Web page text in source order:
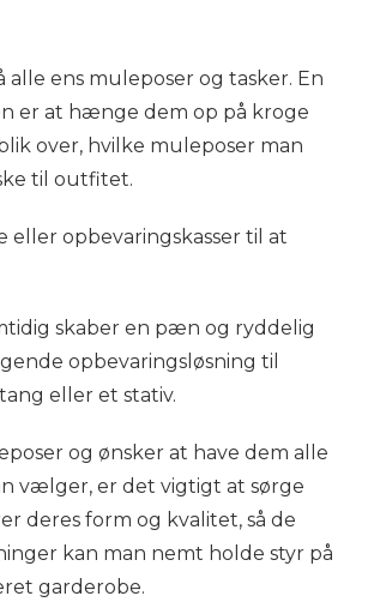
ens muleposer og tasker. En
er at hænge dem op på kroge
over, hvilke muleposer man
til outfitet.
eller opbevaringskasser til at
skaber en pæn og ryddelig
opbevaringsløsning til
eller et stativ.
og ønsker at have dem alle
vælger, er det vigtigt at sørge
deres form og kvalitet, så de
kan man nemt holde styr på
garderobe.